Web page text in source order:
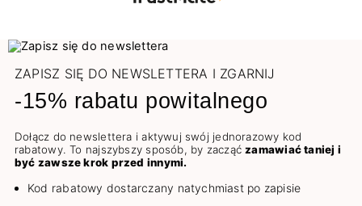
ZAPISZ SIĘ DO NEWSLETTERA I ZGARNIJ
-15% rabatu powitalnego
Dołącz do newslettera i aktywuj swój jednorazowy kod
rabatowy. To najszybszy sposób, by zacząćzamawiać taniej i
być zawsze krok przed innymi.
Kod rabatowy dostarczany natychmiast po zapisie